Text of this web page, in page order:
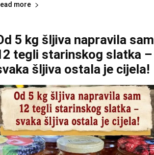
more
5 kg šljiva napravila sam
tegli starinskog slatka –
šljiva ostala je cijela!